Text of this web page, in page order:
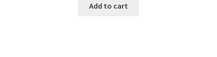
Add to cart